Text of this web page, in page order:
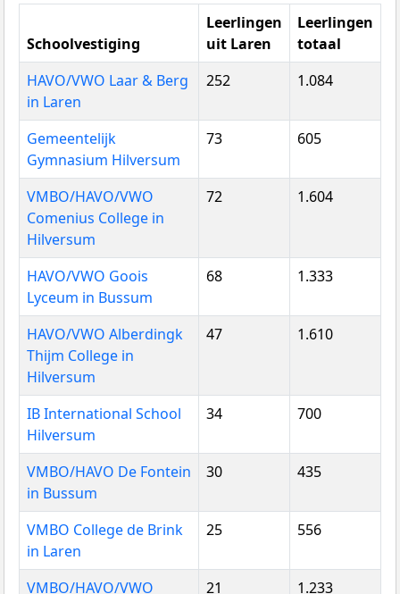
Schoolvestiging
Leerlingen
uit Laren
Leerlingen
totaal
HAVO/VWO Laar & Berg
in Laren
252 1.084
Gemeentelijk
Gymnasium Hilversum
73 605
VMBO/HAVO/VWO
Comenius College in
Hilversum
72 1.604
HAVO/VWO Goois
Lyceum in Bussum
68 1.333
HAVO/VWO Alberdingk
Thijm College in
Hilversum
47 1.610
IB International School
Hilversum
34 700
VMBO/HAVO De Fontein
in Bussum
30 435
VMBO College de Brink
in Laren
25 556
VMBO/HAVO/VWO
21 1.233